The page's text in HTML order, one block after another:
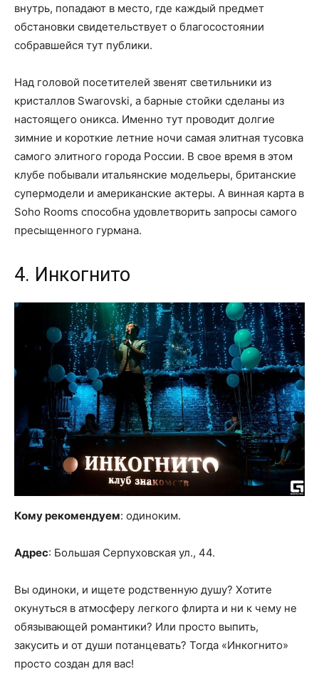
внутрь, попадают в место, где каждый предмет
обстановки свидетельствует о благосостоянии
собравшейся тут публики.
Над головой посетителей звенят светильники из
кристаллов Swarovski, а барные стойки сделаны из
настоящего оникса. Именно тут проводит долгие
зимние и короткие летние ночи самая элитная тусовка
самого элитного города России. В свое время в этом
клубе побывали итальянские модельеры, британские
супермодели и американские актеры. А винная карта в
Soho Rooms способна удовлетворить запросы самого
пресыщенного гурмана.
4. Инкогнито
Кому рекомендуем: одиноким.
Адрес: Большая Серпуховская ул., 44.
Вы одиноки, и ищете родственную душу? Хотите
окунуться в атмосферу легкого флирта и ни к чему не
обязывающей романтики? Или просто выпить,
закусить и от души потанцевать? Тогда «Инкогнито»
просто создан для вас!